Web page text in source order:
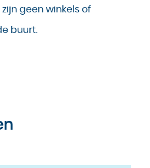
geen winkels of
buurt.